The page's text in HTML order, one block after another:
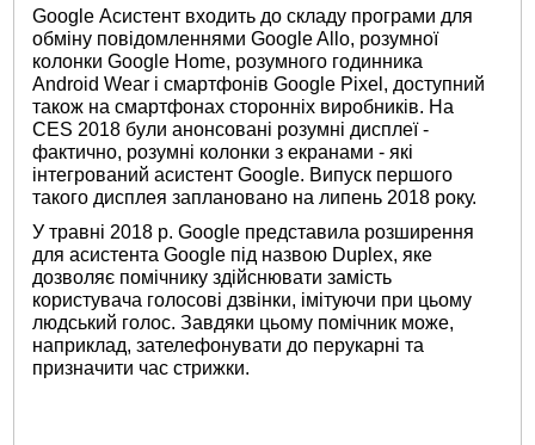
Google Асистент входить до складу програми для
обміну повідомленнями Google Allo, розумної
колонки Google Home, розумного годинника
Android Wear і смартфонів Google Pixel, доступний
також на смартфонах сторонніх виробників. На
CES 2018 були анонсовані розумні дисплеї -
фактично, розумні колонки з екранами - які
інтегрований асистент Google. Випуск першого
такого дисплея заплановано на липень 2018 року.
У травні 2018 р. Google представила розширення
для асистента Google під назвою Duplex, яке
дозволяє помічнику здійснювати замість
користувача голосові дзвінки, імітуючи при цьому
людський голос. Завдяки цьому помічник може,
наприклад, зателефонувати до перукарні та
призначити час стрижки.